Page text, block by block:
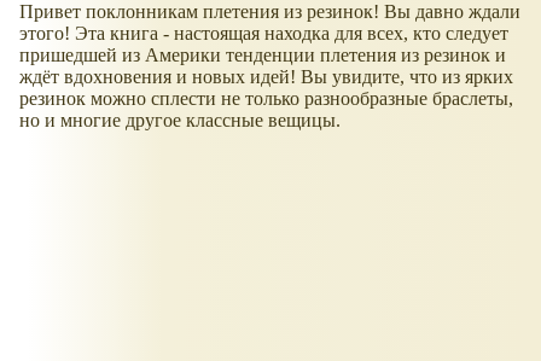
Привет поклонникам плетения из резинок! Вы давно ждали
этого! Эта книга - настоящая находка для всех, кто следует
пришедшей из Америки тенденции плетения из резинок и
ждёт вдохновения и новых идей! Вы увидите, что из ярких
резинок можно сплести не только разнообразные браслеты,
но и многие другое классные вещицы.